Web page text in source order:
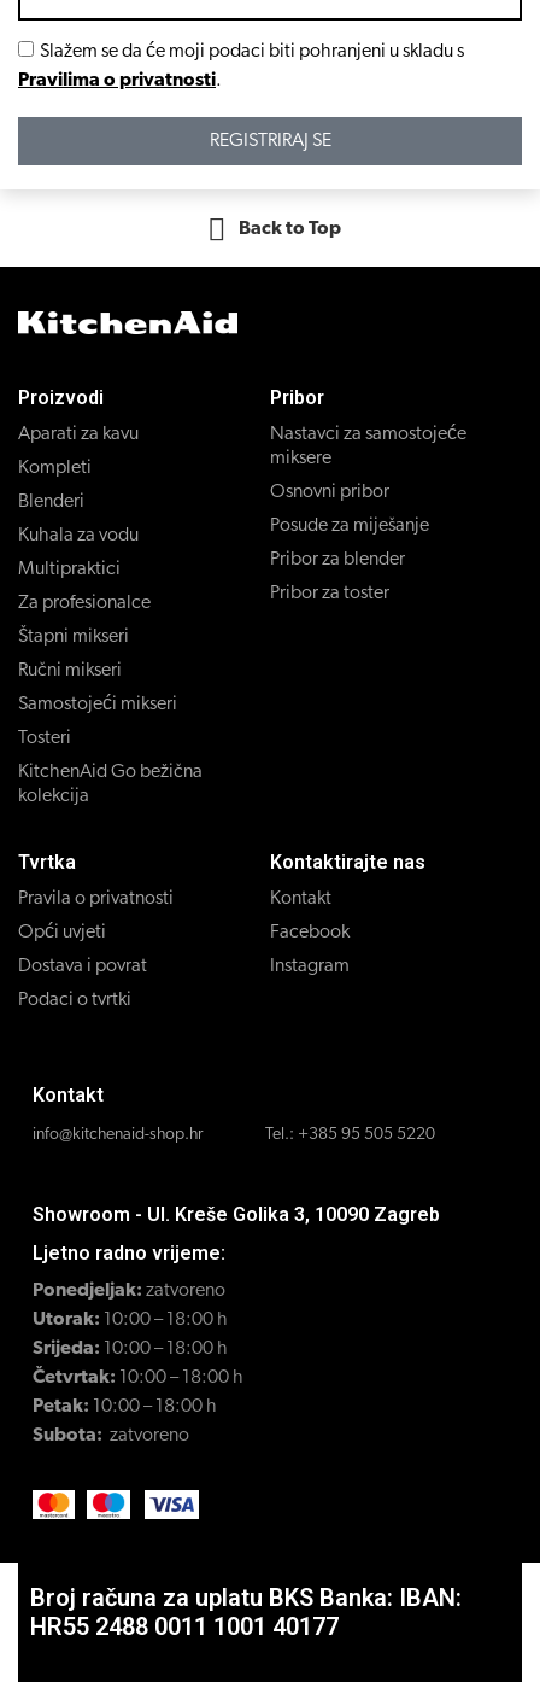
Slažem se da će moji podaci biti pohranjeni u skladu s
Pravilima o privatnosti.
REGISTRIRAJ SE
Back to Top
Proizvodi
Aparati za kavu
Kompleti
Blenderi
Kuhala za vodu
Multipraktici
Za profesionalce
Štapni mikseri
Ručni mikseri
Samostojeći mikseri
Tosteri
KitchenAid Go bežična
kolekcija
Pribor
Nastavci za samostojeće
miksere
Osnovni pribor
Posude za miješanje
Pribor za blender
Pribor za toster
Tvrtka
Pravila o privatnosti
Opći uvjeti
Dostava i povrat
Podaci o tvrtki
Kontaktirajte nas
Kontakt
Facebook
Instagram
Kontakt
info@kitchenaid-shop.hr Tel.: +385 95 505 5220
Showroom - Ul. Kreše Golika 3, 10090 Zagreb
Ljetno radno vrijeme:
Ponedjeljak: zatvoreno
Utorak: 10:00 – 18:00 h
Srijeda: 10:00 – 18:00 h
Četvrtak: 10:00 – 18:00 h
Petak: 10:00 – 18:00 h
Subota: zatvoreno
Broj računa za uplatu BKS Banka: IBAN:
HR55 2488 0011 1001 40177